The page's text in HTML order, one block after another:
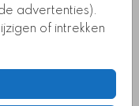
advertenties).
of intrekken